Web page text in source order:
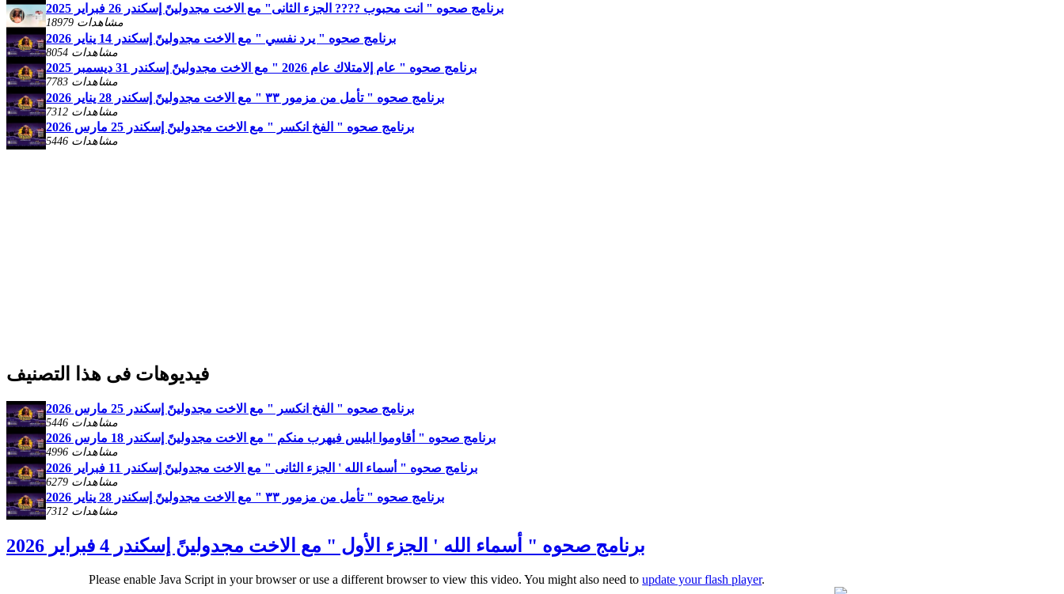
برنامج صحوه " انت محبوب ???? الجزء الثانى" مع الاخت مجدولينً إسكندر 26 فبراير 2025
18979 مشاهدات
برنامج صحوه " يرد نفسي " مع الاخت مجدولينً إسكندر 14 يناير 2026
8054 مشاهدات
برنامج صحوه " عام إلامتلاك عام 2026 " مع الاخت مجدولينً إسكندر 31 ديسمبر 2025
7783 مشاهدات
برنامج صحوه " تأمل من مزمور ٣٣ " مع الاخت مجدولينً إسكندر 28 يناير 2026
7312 مشاهدات
برنامج صحوه " الفخ انكسر " مع الاخت مجدولينً إسكندر 25 مارس 2026
5446 مشاهدات
فيديوهات فى هذا التصنيف
برنامج صحوه " الفخ انكسر " مع الاخت مجدولينً إسكندر 25 مارس 2026
5446 مشاهدات
برنامج صحوه " أقاوموا ابليس فيهرب منكم " مع الاخت مجدولينً إسكندر 18 مارس 2026
4996 مشاهدات
برنامج صحوه " أسماء الله ' الجزء الثانى " مع الاخت مجدولينً إسكندر 11 فبراير 2026
6279 مشاهدات
برنامج صحوه " تأمل من مزمور ٣٣ " مع الاخت مجدولينً إسكندر 28 يناير 2026
7312 مشاهدات
برنامج صحوه " أسماء الله ' الجزء الأول " مع الاخت مجدولينً إسكندر 4 فبراير 2026
Please enable Java Script in your browser or use a different browser to view this video. You might also need toupdate your flash player.